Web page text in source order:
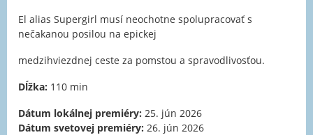
El alias Supergirl musí neochotne spolupracovať s
nečakanou posilou na epickej
medzihviezdnej ceste za pomstou a spravodlivosťou.
Dĺžka: 110 min
Dátum lokálnej premiéry: 25. jún 2026
Dátum svetovej premiéry: 26. jún 2026